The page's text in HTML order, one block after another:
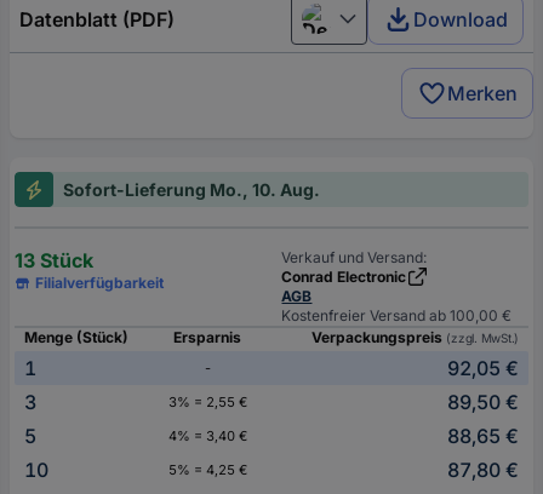
Datenblatt (PDF) Deutsch (Deutschland)
Download
Merken
Sofort-Lieferung Mo., 10. Aug.
13 Stück
Filialverfügbarkeit
Verkauf und Versand:
Conrad Electronic
AGB
Kostenfreier Versand ab 100,00 €
Menge (Stück)
Ersparnis Verpackungspreis (zzgl. MwSt.)
1 -
92,05 €
3
3% = 2,55 €
89,50 €
5
4% = 3,40 €
88,65 €
10
5% = 4,25 € 87,80 €